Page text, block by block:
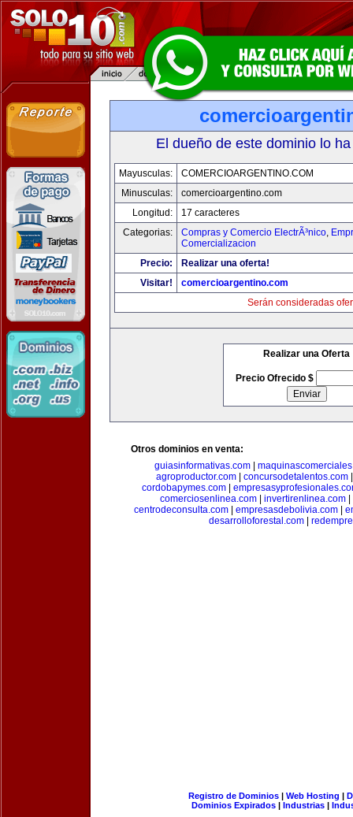
El dueño de este dominio lo
Mayusculas:
COMERCIOARGENTINO.COM
Minusculas:
comercioargentino.com
Longitud:
17 caracteres
Categorias:
Compras y Comercio ElectrÃ³nico,
Comercializacion
Precio:
Realizar una oferta!
Visitar!
comercioargentino.com
Serán consideradas
Realizar una Oferta
Precio Ofrecido $
Otros dominios en venta:
guiasinformativas.com
agroproductor.com
concursodetalentos.com
cordobapymes.com|
comerciosenlinea.com
invertirenlinea.com
centrodeconsulta.com
empresasdebolivia.com
desarrolloforestal.com
Registro de Dominios| Web Hosting |
Dominios Expirados | Industrias |